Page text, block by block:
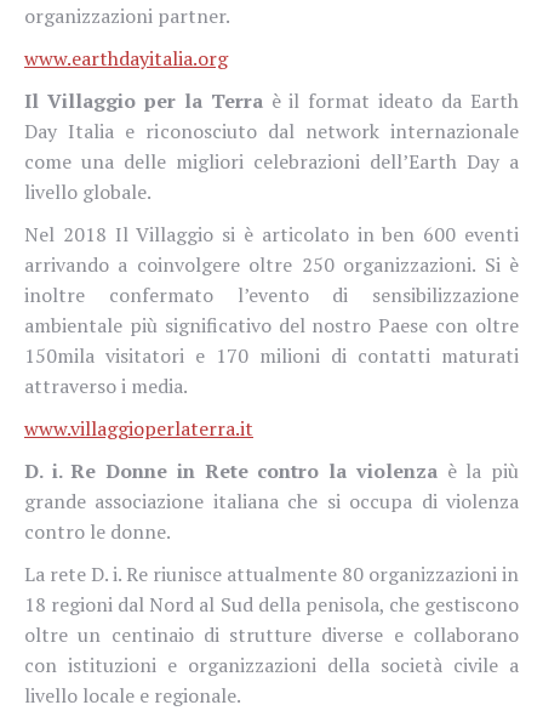
organizzazioni partner.
www.earthdayitalia.org
Il Villaggio per la Terraè il format ideato da Earth
Day Italia e riconosciuto dal network internazionale
come una delle migliori celebrazioni dell’Earth Day a
livello globale.
Nel 2018 Il Villaggio si è articolato in ben 600 eventi
arrivando a coinvolgere oltre 250 organizzazioni. Si è
inoltre confermato l’evento di sensibilizzazione
ambientale più significativo del nostro Paese con oltre
150mila visitatori e 170 milioni di contatti maturati
attraverso i media.
www.villaggioperlaterra.it
D. i. Re Donne in Rete contro la violenzaè la più
grande associazione italiana che si occupa di violenza
contro le donne.
La rete D. i. Re riunisce attualmente 80 organizzazioni in
18 regioni dal Nord al Sud della penisola, che gestiscono
oltre un centinaio di strutture diverse e collaborano
con istituzioni e organizzazioni della società civile a
livello locale e regionale.